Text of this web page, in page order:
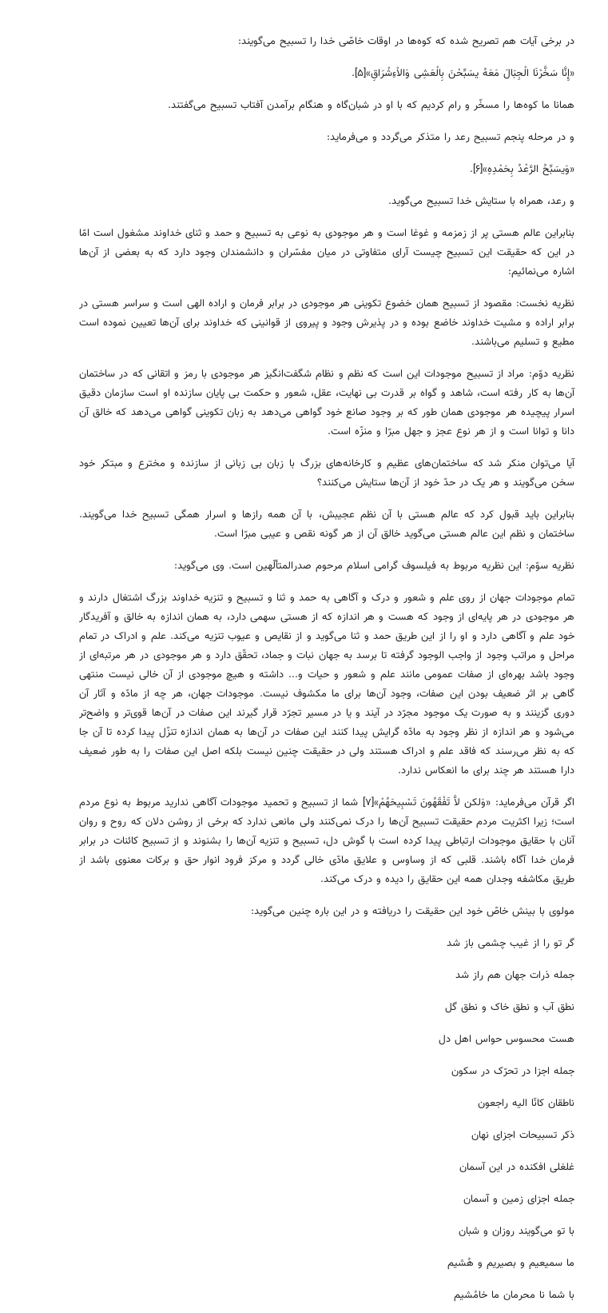
در برخی آیات هم تصریح شده که کوه‌ها در اوقات خاصّی خدا را تسبیح می‌گویند:
«إِنَّا سَخَّرْنَا الْجِبَالَ مَعَهُ یسَبِّحْنَ بِالْعَشِی وَالاْءِشْرَاقِ»[۵].
همانا ما کوه‌ها را مسخّر و رام کردیم که با او در شبان‌گاه و هنگام برآمدن آفتاب تسبیح می‌گفتند.
و در مرحله پنجم تسبیح رعد را متذکر می‌گردد و می‌فرماید:
«وَیسَبِّحُ الرَّعْدُ بِحَمْدِهِ»[۶].
و رعد، همراه با ستایش خدا تسبیح می‌گوید.
بنابراین عالم هستی پر از زمزمه و غوغا است و هر موجودی به نوعی به تسبیح و حمد و ثنای خداوند مشغول است امّا
در این که حقیقت این تسبیح چیست آرای متفاوتی در میان مفسّران و دانشمندان وجود دارد که به بعضی از آن‌ها
اشاره می‌نمائیم:
نظریه نخست: مقصود از تسبیح همان خضوع تکوینی هر موجودی در برابر فرمان و اراده الهی است و سراسر هستی در
برابر اراده و مشیت خداوند خاضع بوده و در پذیرش وجود و پیروی از قوانینی که خداوند برای آن‌ها تعیین نموده است
مطیع و تسلیم می‌باشند.
نظریه دوّم: مراد از تسبیح موجودات این است که نظم و نظام شگفت‌انگیز هر موجودی با رمز و اتقانی که در ساختمان
آن‌ها به کار رفته است، شاهد و گواه بر قدرت بی نهایت، عقل، شعور و حکمت بی پایان سازنده او است سازمان دقیق
اسرار پیچیده هر موجودی همان طور که بر وجود صانع خود گواهی می‌دهد به زبان تکوینی گواهی می‌دهد که خالق آن
دانا و توانا است و از هر نوع عجز و جهل مبرّا و منزّه است.
آیا می‌توان منکر شد که ساختمان‌های عظیم و کارخانه‌های بزرگ با زبان بی زبانی از سازنده و مخترع و مبتکر خود
سخن می‌گویند و هر یک در حدّ خود از آن‌ها ستایش می‌کنند؟
بنابراین باید قبول کرد که عالم هستی با آن نظم عجیبش، با آن همه رازها و اسرار همگی تسبیح خدا می‌گویند.
ساختمان و نظم این عالم هستی می‌گوید خالق آن از هر گونه نقص و عیبی مبرّا است.
نظریه سوّم: این نظریه مربوط به فیلسوف گرامی اسلام مرحوم صدرالمتألّهین است. وی می‌گوید:
تمام موجودات جهان از روی علم و شعور و درک و آگاهی به حمد و ثنا و تسبیح و تنزیه خداوند بزرگ اشتغال دارند و
هر موجودی در هر پایه‌ای از وجود که هست و هر اندازه که از هستی سهمی دارد، به همان اندازه به خالق و آفریدگار
خود علم و آگاهی دارد و او را از این طریق حمد و ثنا می‌گوید و از نقایص و عیوب تنزیه می‌کند. علم و ادراک در تمام
مراحل و مراتب وجود از واجب الوجود گرفته تا برسد به جهان نبات و جماد، تحقّق دارد و هر موجودی در هر مرتبه‌ای از
وجود باشد بهره‌ای از صفات عمومی مانند علم و شعور و حیات و... داشته و هیچ موجودی از آن خالی نیست منتهی
گاهی بر اثر ضعیف بودن این صفات، وجود آن‌ها برای ما مکشوف نیست. موجودات جهان، هر چه از مادّه و آثار آن
دوری گزینند و به صورت یک موجود مجرّد در آیند و یا در مسیر تجرّد قرار گیرند این صفات در آن‌ها قوی‌تر و واضح‌تر
می‌شود و هر اندازه از نظر وجود به مادّه گرایش پیدا کنند این صفات در آن‌ها به همان اندازه تنزّل پیدا کرده تا آن جا
که به نظر می‌رسند که فاقد علم و ادراک هستند ولی در حقیقت چنین نیست بلکه اصل این صفات را به طور ضعیف
دارا هستند هر چند برای ما انعکاس ندارد.
اگر قرآن می‌فرماید: «وَلکن لاَّ تَفْقَهُونَ تَسْبِیحَهُمْ»[۷] شما از تسبیح و تحمید موجودات آگاهی ندارید مربوط به نوع مردم
است؛ زیرا اکثریت مردم حقیقت تسبیح آن‌ها را درک نمی‌کنند ولی مانعی ندارد که برخی از روشن دلان که روح و روان
آنان با حقایق موجودات ارتباطی پیدا کرده است با گوش دل، تسبیح و تنزیه آن‌ها را بشنوند و از تسبیح کائنات در برابر
فرمان خدا آگاه باشند. قلبی که از وساوس و علایق مادّی خالی گردد و مرکز فرود انوار حق و برکات معنوی باشد از
طریق مکاشفه وجدان همه این حقایق را دیده و درک می‌کند.
مولوی با بینش خاصّ خود این حقیقت را دریافته و در این باره چنین می‌گوید:
گر تو را از غیب چشمی باز شد
جمله ذرات جهان هم راز شد
نطق آب و نطق خاک و نطق گل
هست محسوس حواس اهل دل
جمله اجزا در تحرّک در سکون
ناطقان کانّا الیه راجعون
ذکر تسبیحات اجزای نهان
غلغلی افکنده در این آسمان
جمله اجزای زمین و آسمان
با تو می‌گویند روزان و شبان
ما سمیعیم و بصیریم و هُشیم
با شما نا محرمان ما خامُشیم